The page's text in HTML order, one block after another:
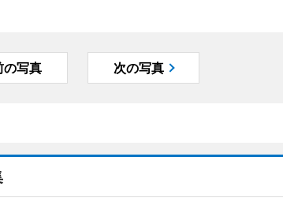
の写真 次の写真